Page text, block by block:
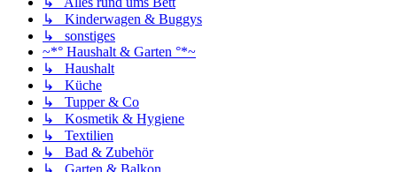
↳ Kinderwagen & Buggys
↳ sonstiges
~*° Haushalt & Garten °*~
↳ Haushalt
↳ Küche
↳ Tupper & Co
↳ Kosmetik & Hygiene
↳ Textilien
↳ Bad & Zubehör
↳ Garten & Balkon